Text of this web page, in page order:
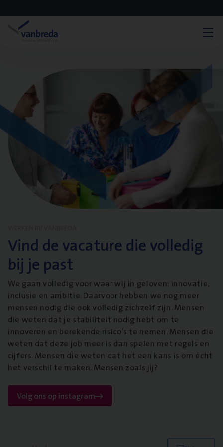
Vind de vacature die volledig
bij je past
We gaan volledig voor waar wij in geloven: innovatie,
inclusie en ambitie. Daarvoor hebben we nog meer
mensen nodig die ook volledig zichzelf zijn. Mensen
die weten dat je stabiliteit nodig hebt om te
innoveren en berekende risico’s te nemen. Mensen die
weten dat deze job meer is dan spelen met regels en
cijfers. Mensen die weten dat het een kans is om écht
het verschil te maken. Mensen zoals jij?
Volg ons op instagram